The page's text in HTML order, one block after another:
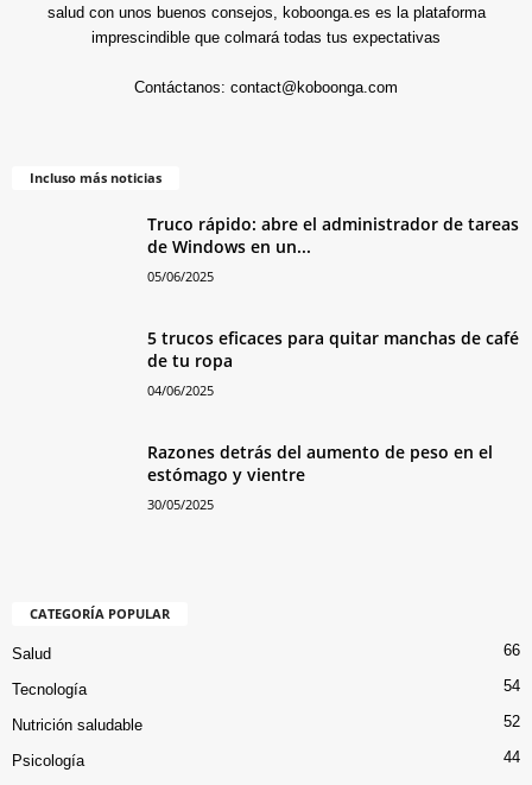
salud con unos buenos consejos, koboonga.es es la plataforma
imprescindible que colmará todas tus expectativas
Contáctanos: contact@koboonga.com
Incluso más noticias
Truco rápido: abre el administrador de tareas
de Windows en un...
05/06/2025
5 trucos eficaces para quitar manchas de café
de tu ropa
04/06/2025
Razones detrás del aumento de peso en el
estómago y vientre
30/05/2025
CATEGORÍA POPULAR
Salud 66
Tecnología 54
Nutrición saludable 52
Psicología
44